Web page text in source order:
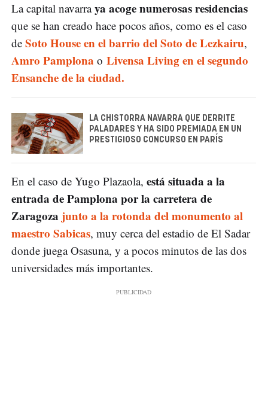
La capital navarraya acoge numerosas residencias
que se han creado hace pocos años, como es el caso
de Soto House en el barrio del Soto de Lezkairu,
Amro Pamplona o Livensa Living en el segundo
Ensanche de la ciudad.
LA CHISTORRA NAVARRA QUE DERRITE
PALADARES Y HA SIDO PREMIADA EN UN
PRESTIGIOSO CONCURSO EN PARÍS
En el caso de Yugo Plazaola, está situada a la
entrada de Pamplona por la carretera de
Zaragoza junto a la rotonda del monumento al
maestro Sabicas, muy cerca del estadio de El Sadar
donde juega Osasuna, y a pocos minutos de las dos
universidades más importantes.